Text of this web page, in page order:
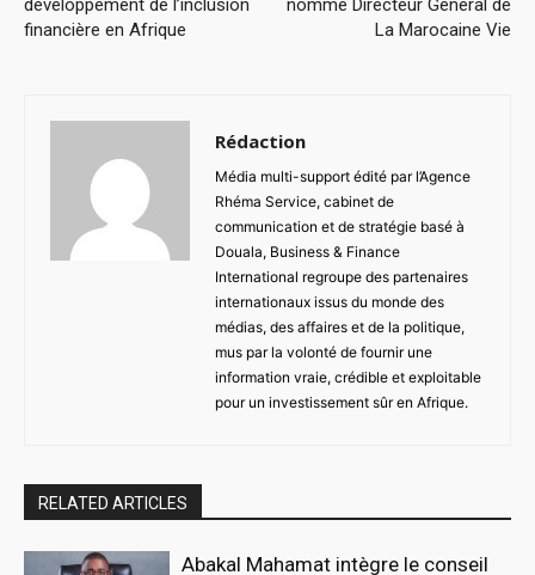
développement de l’inclusion
financière en Afrique
nommé Directeur Général de
La Marocaine Vie
Rédaction
Média multi-support édité par l’Agence
Rhéma Service, cabinet de
communication et de stratégie basé à
Douala, Business & Finance
International regroupe des partenaires
internationaux issus du monde des
médias, des affaires et de la politique,
mus par la volonté de fournir une
information vraie, crédible et exploitable
pour un investissement sûr en Afrique.
RELATED ARTICLES
Abakal Mahamat intègre le conseil